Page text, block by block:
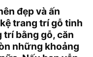
đẹp và ấn
trang trí gỗ tinh
trí bằng gỗ, căn
những khoảng